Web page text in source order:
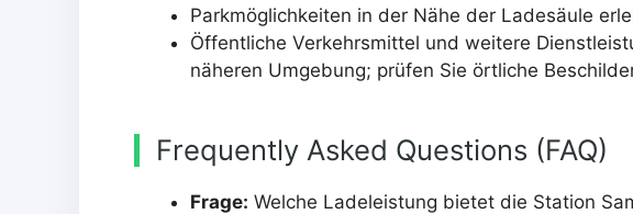
Parkmöglichkeiten in der Nähe der Ladesäule
Öffentliche Verkehrsmittel und weitere
näheren Umgebung; prüfen Sie örtliche
Frequently Asked Questions (FAQ)
Frage: Welche Ladeleistung bietet die Station